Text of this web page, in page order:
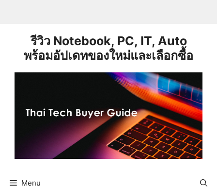
รีวิว Notebook, PC, IT, Auto
พร้อมอัปเดทของใหม่และเลือกซื้อ
Menu